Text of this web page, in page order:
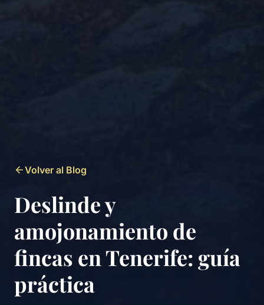
Volver al Blog
Deslinde y
amojonamiento de
fincas en Tenerife: guía
práctica